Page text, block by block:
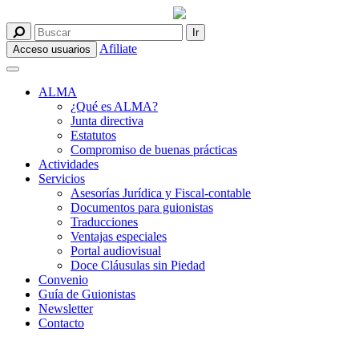
Acceso usuarios Afiliate
ALMA
¿Qué es ALMA?
Junta directiva
Estatutos
Compromiso de buenas prácticas
Actividades
Servicios
Asesorías Jurídica y Fiscal-contable
Documentos para guionistas
Traducciones
Ventajas especiales
Portal audiovisual
Doce Cláusulas sin Piedad
Convenio
Guía de Guionistas
Newsletter
Contacto